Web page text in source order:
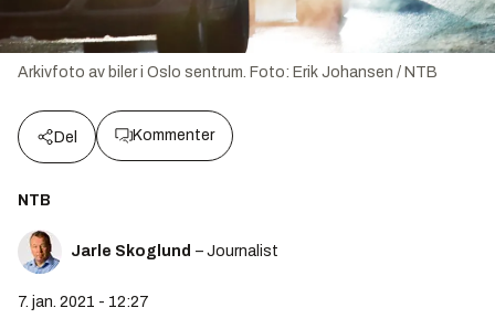
Arkivfoto av biler i Oslo sentrum. Foto: Erik Johansen / NTB
Del Kommenter
NTB
Jarle Skoglund – Journalist
7. jan. 2021 - 12:27